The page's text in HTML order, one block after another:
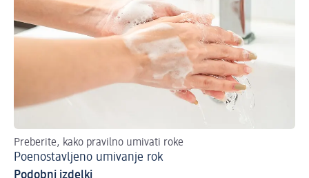
Preberite, kako pravilno umivati roke
Poenostavljeno umivanje rok
Podobni izdelki